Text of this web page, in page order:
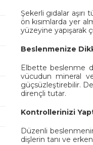
Şekerli gıdalar
ön kısımlarda yer
yüzeyine yapışarak
Beslenmenize
Elbette beslenme
vücudun mineral
güçsüzleştirebilir.
dirençli tutar.
Kontrollerinizi
Düzenli
dişlerin tanı ve